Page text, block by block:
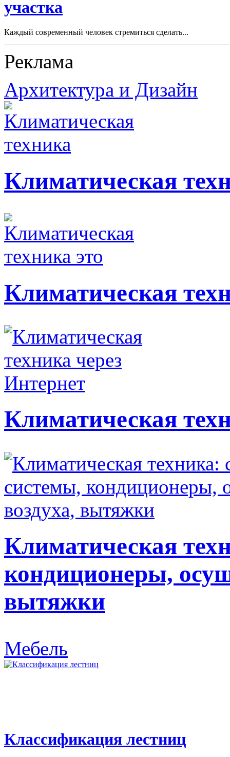
участка
Каждый современный человек стремиться сделать...
Реклама
Архитектура и Дизайн
Климатическая
Климатическая
Климатическая
Климатическая
кондиционеры,
вытяжки
Мебель
Классификация лестниц